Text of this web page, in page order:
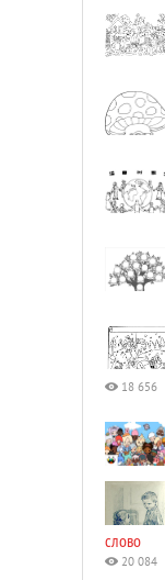
18 656
слово
20 084